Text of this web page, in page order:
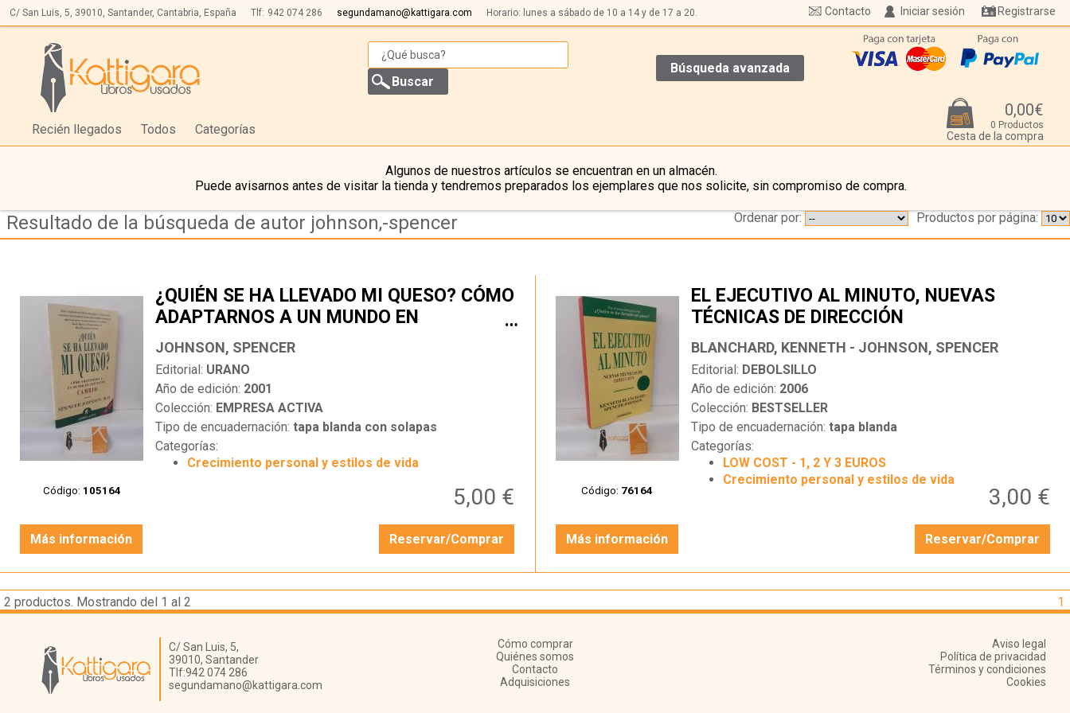
C/ San Luis, 5, 39010, Santander, Cantabria, España Tlf: 942 074 286 segundamano@kattigara.com Horario: lunes a sábado de 10 a 14 y de 17 a 20. Iniciar sesión Registrarse
Contacto
Búsqueda avanzada
Recién llegados Todos Categorías
0,00€
0 Productos
Cesta de la compra
Algunos de nuestros artículos se encuentran en un almacén.
Puede avisarnos antes de visitar la tienda y tendremos preparados los ejemplares que nos solicite, sin compromiso de compra.
Resultado de la búsqueda de autor johnson,-spencer Productos por página:
Ordenar por:
Código: 105164
¿QUIÉN SE HA LLEVADO MI QUESO? CÓMO
ADAPTARNOS A UN MUNDO EN
CONSTANTE CAMBIO
…
JOHNSON, SPENCER
Editorial: URANO
Año de edición: 2001
Colección: EMPRESA ACTIVA
Tipo de encuadernación:tapa blanda con solapas
Categorías:
Crecimiento personal y estilos de vida
5,00 €
Más información Reservar/Comprar
Código: 76164
EL EJECUTIVO AL MINUTO, NUEVAS
TÉCNICAS DE DIRECCIÓN
BLANCHARD, KENNETH - JOHNSON, SPENCER
Editorial: DEBOLSILLO
Año de edición: 2006
Colección: BESTSELLER
Tipo de encuadernación: tapa blanda
Categorías:
LOW COST - 1, 2 Y 3 EUROS
Crecimiento personal y estilos de vida
3,00 €
Más información Reservar/Comprar
2 productos. Mostrando del 1 al 2 1
Librería Kattigara
C/ San Luis, 5,
39010, Santander
Tlf:942 074 286
segundamano@kattigara.com
Cómo comprar
Quiénes somos
Contacto
Adquisiciones
Aviso legal
Política de privacidad
Términos y condiciones
Cookies